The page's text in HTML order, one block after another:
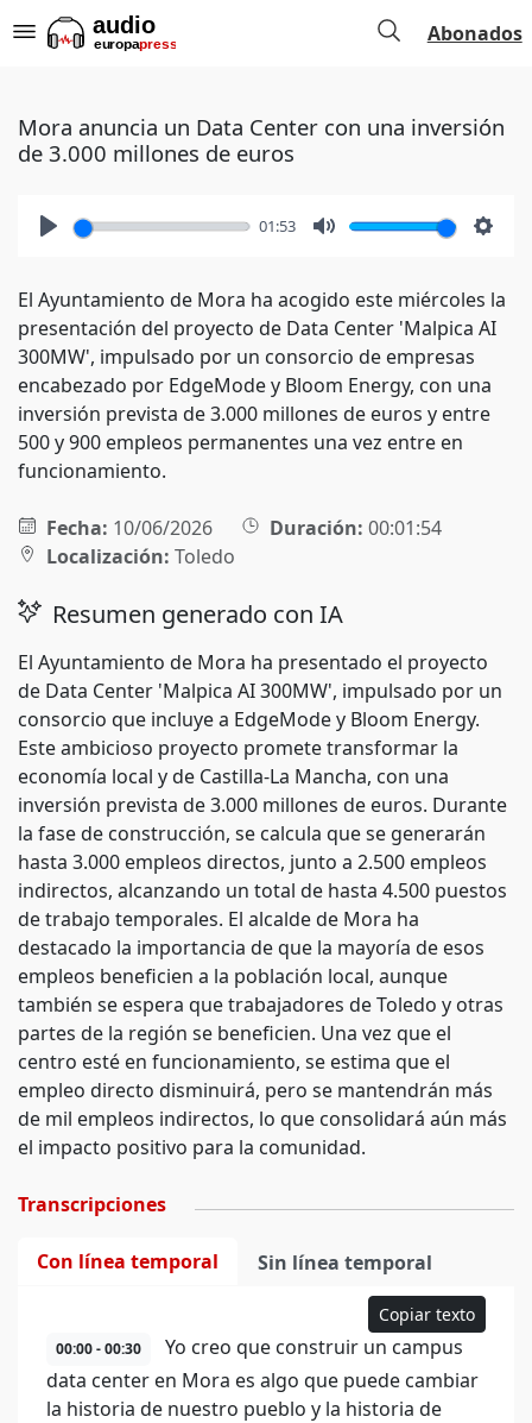
Abonados
Mora anuncia un Data Center con una inversión
de 3.000 millones de euros
01:53
El Ayuntamiento de Mora ha acogido este miércoles la
presentación del proyecto de Data Center 'Malpica AI
300MW', impulsado por un consorcio de empresas
encabezado por EdgeMode y Bloom Energy, con una
inversión prevista de 3.000 millones de euros y entre
500 y 900 empleos permanentes una vez entre en
funcionamiento.
Fecha: 10/06/2026 Duración: 00:01:54
Localización: Toledo
Resumen generado con IA
El Ayuntamiento de Mora ha presentado el proyecto
de Data Center 'Malpica AI 300MW', impulsado por un
consorcio que incluye a EdgeMode y Bloom Energy.
Este ambicioso proyecto promete transformar la
economía local y de Castilla-La Mancha, con una
inversión prevista de 3.000 millones de euros. Durante
la fase de construcción, se calcula que se generarán
hasta 3.000 empleos directos, junto a 2.500 empleos
indirectos, alcanzando un total de hasta 4.500 puestos
de trabajo temporales. El alcalde de Mora ha
destacado la importancia de que la mayoría de esos
empleos beneficien a la población local, aunque
también se espera que trabajadores de Toledo y otras
partes de la región se beneficien. Una vez que el
centro esté en funcionamiento, se estima que el
empleo directo disminuirá, pero se mantendrán más
de mil empleos indirectos, lo que consolidará aún más
el impacto positivo para la comunidad.
Transcripciones
Con línea temporal Sin línea temporal
Copiar texto
00:00 - 00:30
Yo creo que construir un campus
data center en Mora es algo que puede cambiar
la historia de nuestro pueblo y la historia de